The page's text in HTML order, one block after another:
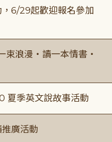
，6/29起歡迎報名參加
束浪漫・讀一本情書・
夏季英文說故事活動
推廣活動